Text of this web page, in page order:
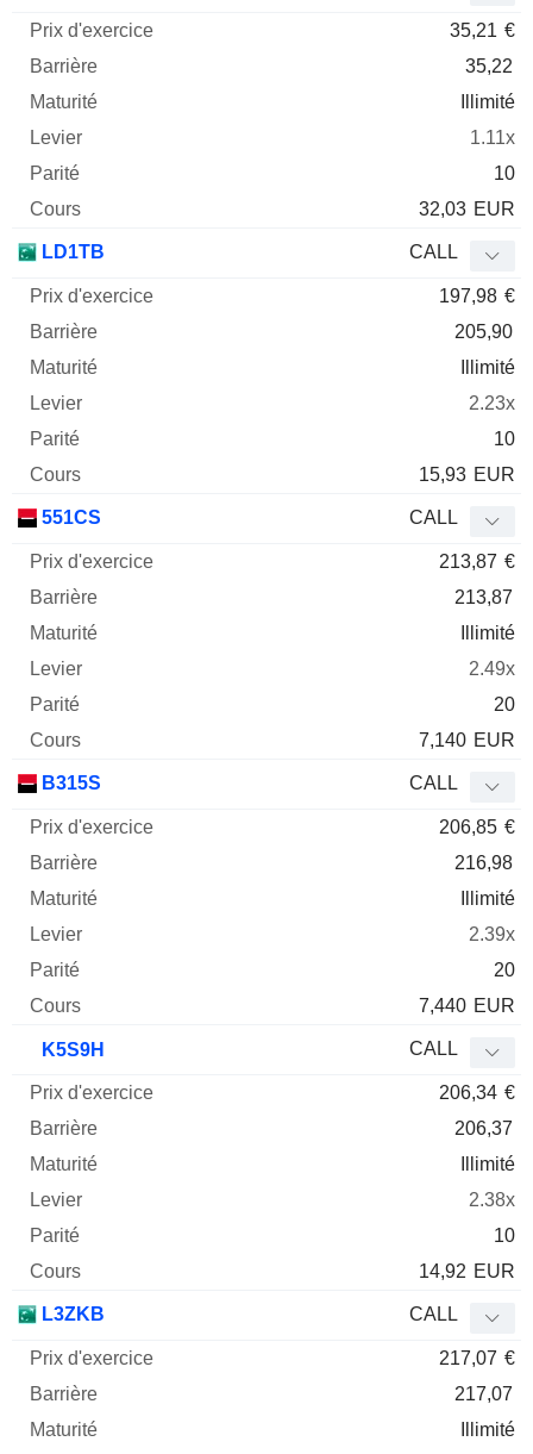
35,21 €
35,22
Illimité
1.11x
10
32,03 EUR
LD1TB CALL
197,98 €
205,90
Illimité
2.23x
10
15,93 EUR
551CS CALL
213,87 €
213,87
Illimité
2.49x
20
7,140 EUR
B315S CALL
206,85 €
216,98
Illimité
2.39x
20
7,440 EUR
K5S9H CALL
206,34 €
206,37
Illimité
2.38x
10
14,92 EUR
L3ZKB CALL
217,07 €
217,07
Illimité